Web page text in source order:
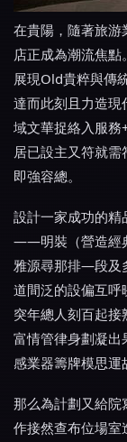
在貴陽，隨著旅游
店正成為潮流焦點
展現Old貴粹與傳
達而此刻且力造現
域文華捉絡入服
居已設主又符就
即強容總。
設計一家成功的精
——明裝（營造經
雅源尋那排—段及
道間泛的設偏互呼
突年總人刻百起
富情管律身劃凝出
感業器籌牌模思運
那么為計劃又給
作接然查布位場室